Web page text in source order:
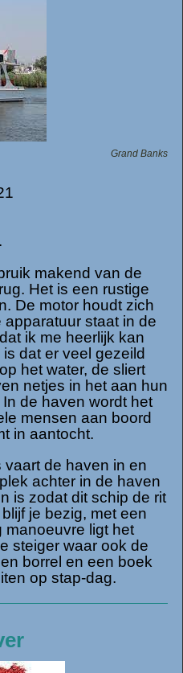
Grand Banks
makend van de
Het is een rustige
De motor houdt zich
staat in de
ik me heerlijk kan
dat er veel gezeild
het water, de sliert
netjes in het aan hun
de haven wordt het
mensen aan boord
in aantocht.
de haven in en
achter in de haven
is zodat dit schip de rit
je bezig, met een
manoeuvre ligt het
steiger waar ook de
borrel en een boek
op stap-dag.